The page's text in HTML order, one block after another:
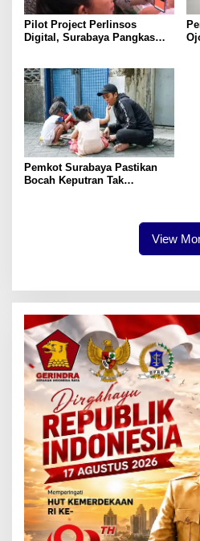
Pilot Project Perlinsos
Digital, Surabaya Pangkas
Pemkot Surabaya Pastikan
Bocah Keputran Tak
View